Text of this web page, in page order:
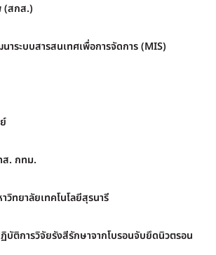
(สกส.)
าระบบสารสนเทศเพื่อการจัดการ (MIS)
ส. กทม.
วิทยาลัยเทคโนโลยีสุรนารี
บัติการวิจัยรังสีรักษาจากโบรอนจับยึดนิวตรอน